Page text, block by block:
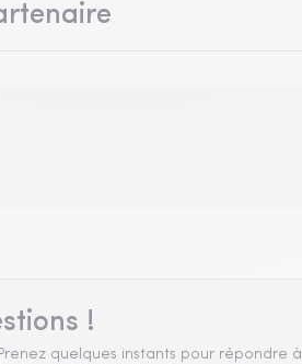
!
quelques instants pour répondre à